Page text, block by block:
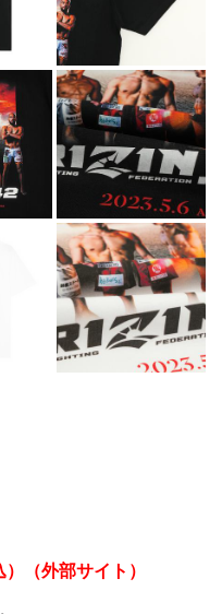
（外部サイト）